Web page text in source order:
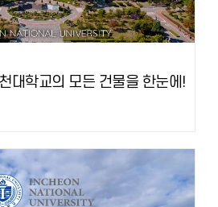
대학교의 모든 건물을 한눈에!